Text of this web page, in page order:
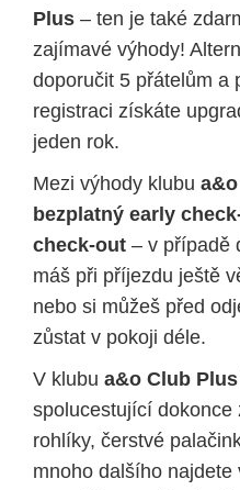
Plus – ten je také
zajímavé výhody!
doporučit 5 přátelům a
registraci získáte
jeden rok.
Mezi výhody klubu
bezplatný early
check-out – v případě
máš při příjezdu ještě
nebo si můžeš před
zůstat v pokoji déle.
V klubu a&o Club Plus
spolucestující dokonce
rohlíky, čerstvé
mnoho dalšího najdete